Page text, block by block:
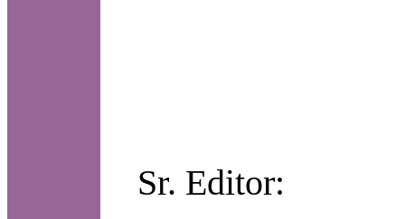
Sr. Editor: